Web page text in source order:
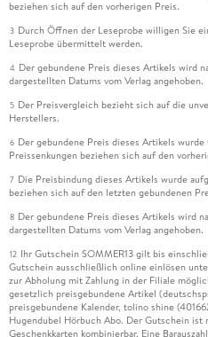
beziehen sich auf den vorherigen Preis.
3 Durch Öffnen der Leseprobe willigen Sie
Leseprobe übermittelt werden.
4 Der gebundene Preis dieses Artikels wird
dargestellten Datums vom Verlag angehoben.
5 Der Preisvergleich bezieht sich auf die
Herstellers.
6 Der gebundene Preis dieses Artikels wurde
Preissenkungen beziehen sich auf den
7 Die Preisbindung dieses Artikels wurde
beziehen sich auf den letzten gebundenen
8 Der gebundene Preis dieses Artikels wird
dargestellten Datums vom Verlag angehoben.
12 Ihr Gutschein SOMMER13 gilt bis
Gutschein ausschließlich online einlösen
zur Abholung mit Zahlung in der Filiale
gesetzlich preisgebundene Artikel
preisgebundene Kalender, tolino shine
Hugendubel Hörbuch Abo. Der Gutschein
Geschenkkarten kombinierbar. Eine